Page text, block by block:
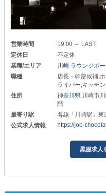
営業時間
19:00 ～ LAST
定休日
不定休
業種/エリア
川崎 ラウンジボ
職種
店長・幹部候補,
ライバー,キッチ
住所
神奈川県 川崎市
階
最寄り駅
各線「川崎駅」
公式求人情報
https://job-
黒服求人